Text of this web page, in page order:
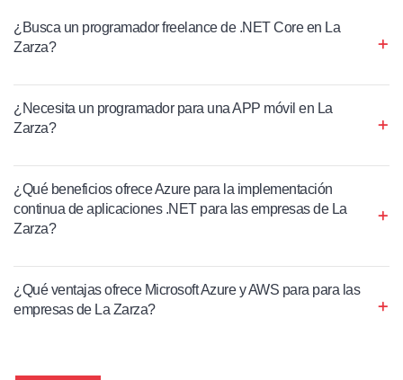
¿Busca un programador freelance de .NET Core en La
Zarza?
¿Necesita un programador para una APP móvil en La
Zarza?
¿Qué beneficios ofrece Azure para la implementación
continua de aplicaciones .NET para las empresas de La
Zarza?
¿Qué ventajas ofrece Microsoft Azure y AWS para para las
empresas de La Zarza?